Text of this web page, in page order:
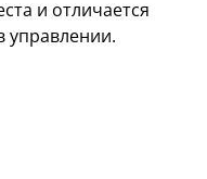
и отличается
управлении.